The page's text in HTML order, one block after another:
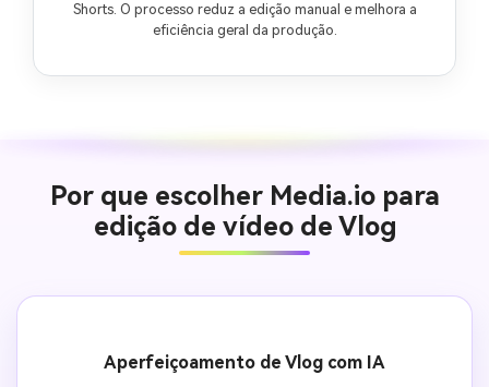
Shorts. O processo reduz a edição manual e melhora a
eficiência geral da produção.
Por que escolher Media.io para
edição de vídeo de Vlog
Aperfeiçoamento de Vlog com IA